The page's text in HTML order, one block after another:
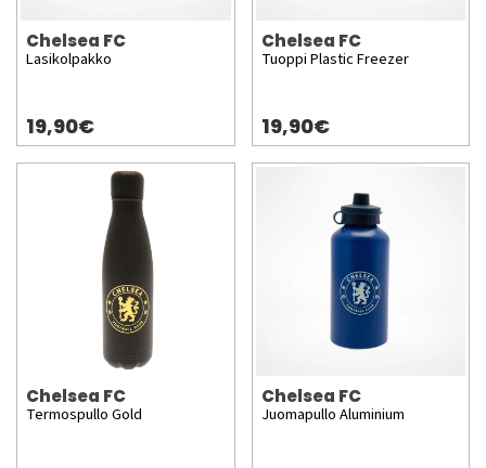
Chelsea FC
Lasikolpakko
19,90€
Chelsea FC
Tuoppi Plastic Freezer
19,90€
Chelsea FC
Termospullo Gold
Chelsea FC
Juomapullo Aluminium